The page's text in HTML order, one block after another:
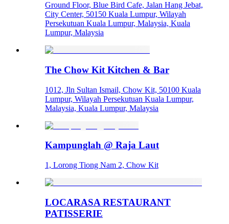
Ground Floor, Blue Bird Cafe, Jalan Hang Jebat,
City Center, 50150 Kuala Lumpur, Wilayah
Persekutuan Kuala Lumpur, Malaysia, Kuala
Lumpur, Malaysia
The Chow Kit Kitchen & Bar
1012, Jln Sultan Ismail, Chow Kit, 50100 Kuala
Lumpur, Wilayah Persekutuan Kuala Lumpur,
Malaysia, Kuala Lumpur, Malaysia
Kampunglah @ Raja Laut
1, Lorong Tiong Nam 2, Chow Kit
LOCARASA RESTAURANT
PATISSERIE